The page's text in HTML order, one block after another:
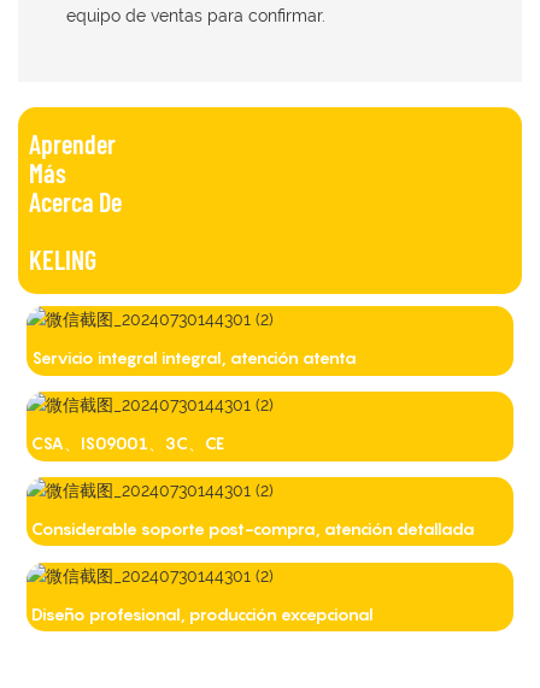
equipo de ventas para confirmar.
Aprender
Más
Acerca De
KELING
Servicio integral integral, atención atenta
CSA、IS09001、3C、CE
Considerable soporte post-compra, atención detallada
Diseño profesional, producción excepcional